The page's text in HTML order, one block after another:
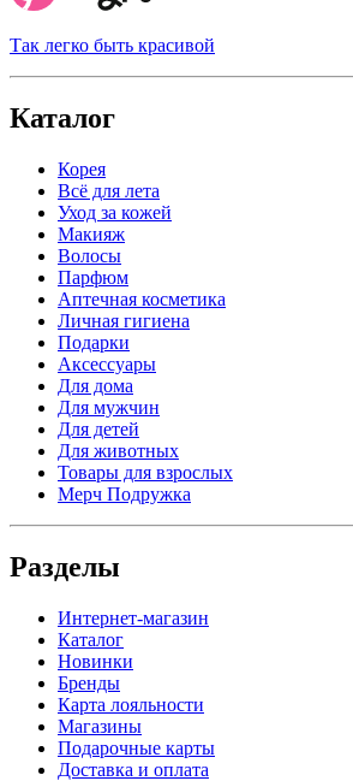
Так легко быть красивой
Каталог
Корея
Всё для лета
Уход за кожей
Макияж
Волосы
Парфюм
Аптечная косметика
Личная гигиена
Подарки
Аксессуары
Для дома
Для мужчин
Для детей
Для животных
Товары для взрослых
Мерч Подружка
Разделы
Интернет-магазин
Каталог
Новинки
Бренды
Карта лояльности
Магазины
Подарочные карты
Доставка и оплата